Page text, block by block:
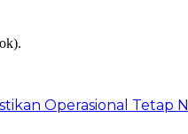
Operasional Tetap